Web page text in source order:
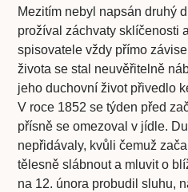
Mezitím nebyl napsán druhý
prožíval záchvaty sklíčenosti
spisovatele vždy přímo
života se stal neuvěřitelně
jeho duchovní život přivedlo
V roce 1852 se týden před
přísně se omezoval v jídle.
nepřidávaly, kvůli čemuž
tělesně slábnout a mluvit o
na 12. února probudil sluhu,